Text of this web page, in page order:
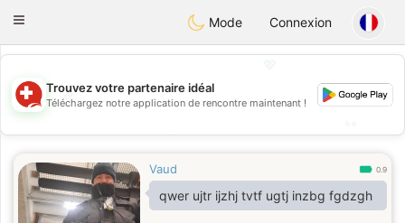
Suissi
Toggle
Mode Connexion
💖
💕
Trouvez votre partenaire idéal
Téléchargez notre application de rencontre maintenant !
Vaud 0.9
qwer ujtr ijzhj tvtf ugtj inzbg fgdzgh